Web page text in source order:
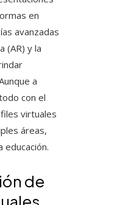
en
avanzadas
(AR) y la
a
con el
virtuales
áreas,
educación.
de